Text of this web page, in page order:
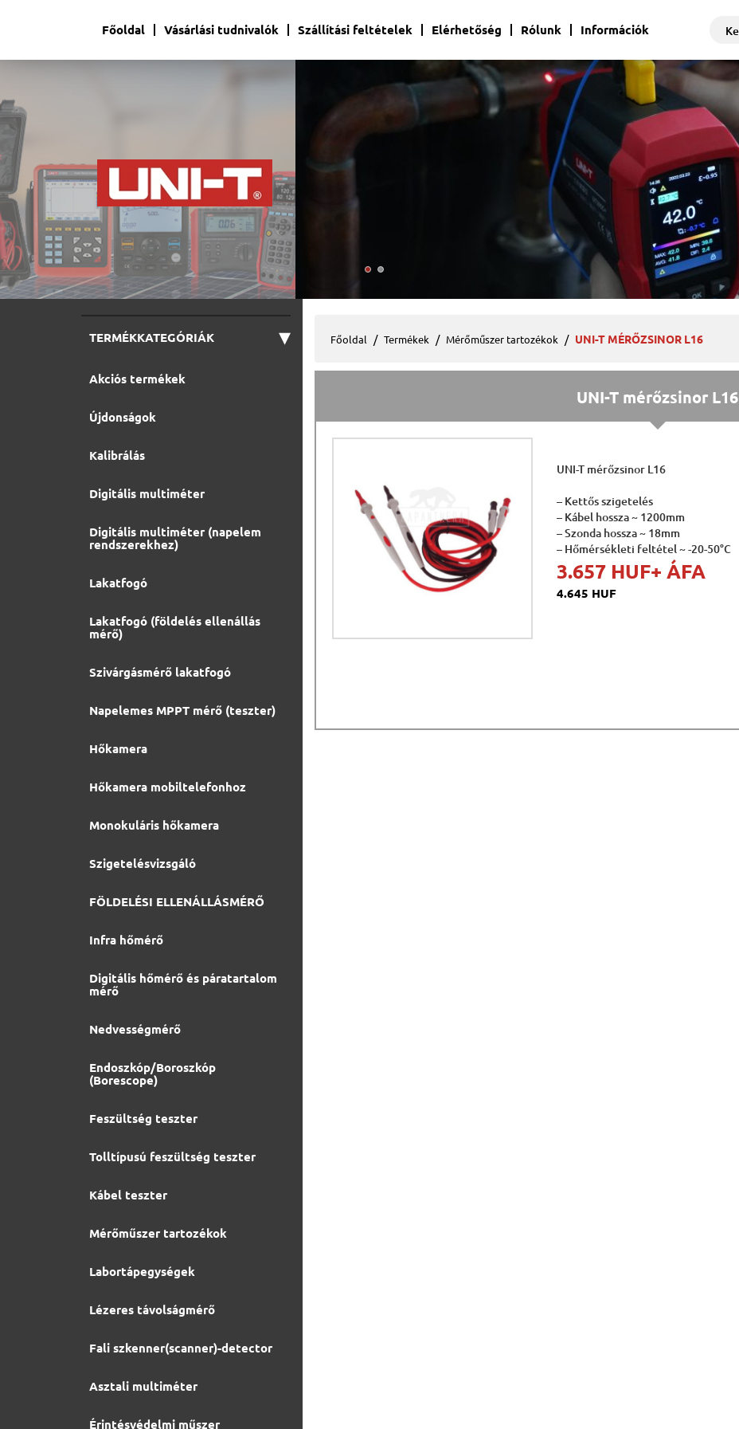
Főoldal Vásárlási tudnivalók Szállítási feltételek Elérhetőség Rólunk Információk
TERMÉKKATEGÓRIÁK ▾
Akciós termékek
Újdonságok
Kalibrálás
Digitális multiméter
Digitális multiméter (napelem
rendszerekhez)
Lakatfogó
Lakatfogó (földelés ellenállás
mérő)
Szivárgásmérő lakatfogó
Napelemes MPPT mérő (teszter)
Hőkamera
Hőkamera mobiltelefonhoz
Monokuláris hőkamera
Szigetelésvizsgáló
FÖLDELÉSI ELLENÁLLÁSMÉRŐ
Infra hőmérő
Digitális hőmérő és páratartalom
mérő
Nedvességmérő
Endoszkóp/Boroszkóp
(Borescope)
Feszültség teszter
Tolltípusú feszültség teszter
Kábel teszter
Mérőműszer tartozékok
Labortápegységek
Lézeres távolságmérő
Fali szkenner(scanner)-detector
Asztali multiméter
Érintésvédelmi műszer
Főoldal Termékek Mérőműszer tartozékok UNI-T MÉRŐZSINOR L16
UNI-T mérőzsinor L16
UNI-T mérőzsinor L16
– Kettős szigetelés
– Kábel hossza ~ 1200mm
– Szonda hossza ~ 18mm
– Hőmérsékleti feltétel ~ -20-50°C
3.657 HUF+ ÁFA
4.645 HUF